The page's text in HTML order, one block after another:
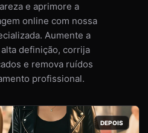
e aprimore a
online com nossa
Aumente a
definição, corrija
e remova ruídos
profissional.
DEPOIS